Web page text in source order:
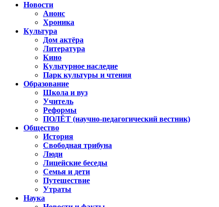
Новости
Анонс
Хроника
Культура
Дом актёра
Литература
Кино
Культурное наследие
Парк культуры и чтения
Образование
Школа и вуз
Учитель
Реформы
ПОЛЁТ (научно-педагогический вестник)
Общество
История
Свободная трибуна
Люди
Лицейские беседы
Семья и дети
Путешествие
Утраты
Наука